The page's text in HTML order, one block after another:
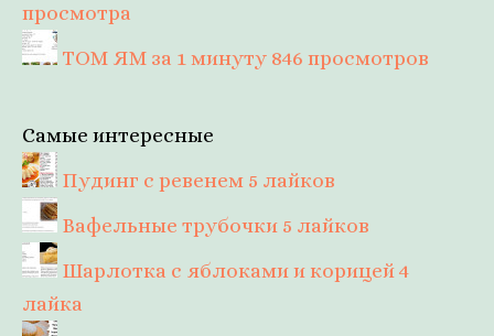
просмотра
ТОМ ЯМ за 1 минуту 846 просмотров
Самые интересные
Пудинг с ревенем 5 лайков
Вафельные трубочки 5 лайков
Шарлотка с яблоками и корицей4
лайка